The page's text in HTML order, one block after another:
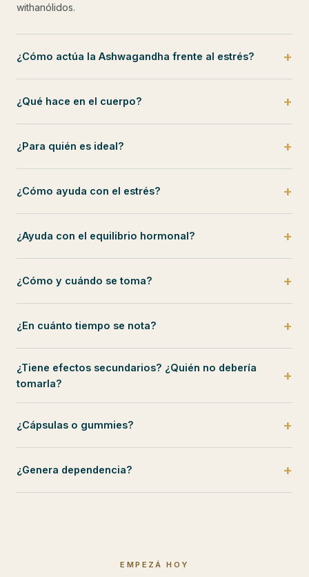
withanólidos.
¿Cómo actúa la Ashwagandha frente al estrés?
¿Qué hace en el cuerpo?
¿Para quién es ideal?
¿Cómo ayuda con el estrés?
¿Ayuda con el equilibrio hormonal?
¿Cómo y cuándo se toma?
¿En cuánto tiempo se nota?
¿Tiene efectos secundarios? ¿Quién no debería
tomarla?
¿Cápsulas o gummies?
¿Genera dependencia?
EMPEZÁ HOY